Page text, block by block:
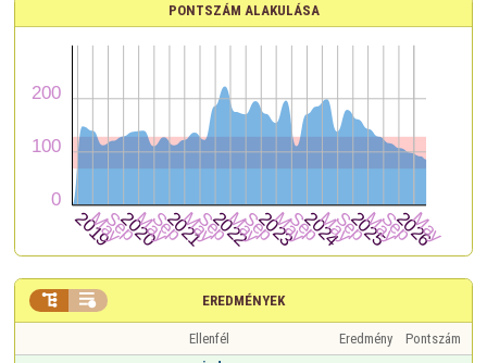
PONTSZÁM ALAKULÁSA
EREDMÉNYEK
 
Ellenfél Eredmény
Pontszám